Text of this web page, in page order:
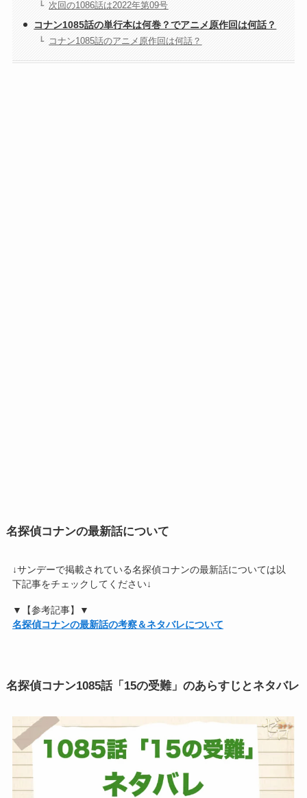
次回の1086話は2022年第09号
コナン1085話の単行本は何巻？でアニメ原作回は何話？
コナン1085話のアニメ原作回は何話？
名探偵コナンの最新話について
↓サンデーで掲載されている名探偵コナンの最新話については以
下記事をチェックしてください↓
▼【参考記事】▼
名探偵コナンの最新話の考察＆ネタバレについて
名探偵コナン1085話「15の受難」 のあらすじとネタバレ